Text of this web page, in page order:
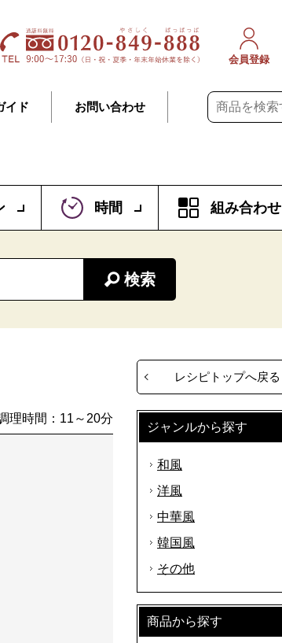
イド お問い合わせ
会員登録
時間 組み合わせ
検索
理時間：11～20分
レシピトップへ戻る
ジャンルから探す
和風
洋風
中華風
韓国風
その他
商品から探す